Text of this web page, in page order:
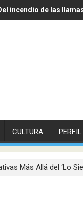
incendio de las
de Vithas
CULTURA PERFIL
Más Allá del ‘Lo